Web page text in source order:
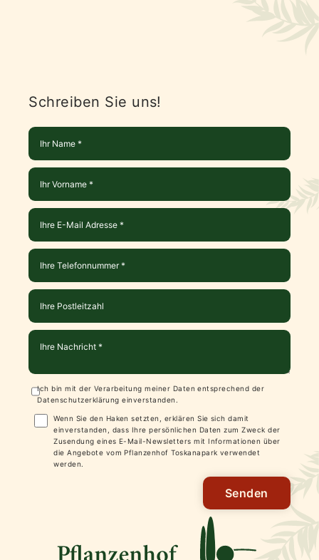
Schreiben Sie uns!
Ich bin mit der Verarbeitung meiner Daten entsprechend der
Datenschutzerklärung einverstanden.
Wenn Sie den Haken setzten, erklären Sie sich damit
einverstanden, dass Ihre persönlichen Daten zum Zweck der
Zusendung eines E-Mail-Newsletters mit Informationen über
die Angebote vom Pflanzenhof Toskanapark verwendet
werden.
Senden